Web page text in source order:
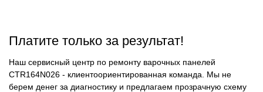
Платите только за результат!
Наш сервисный центр по ремонту варочных панелей
CTR164N026 - клиентоориентированная команда. Мы не
берем денег за диагностику и предлагаем прозрачную схему